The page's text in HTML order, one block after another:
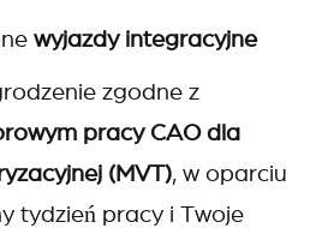
wyjazdy integracyjne
zgodne z
pracy CAO dla
(MVT), w oparciu
tydzień pracy i Twoje